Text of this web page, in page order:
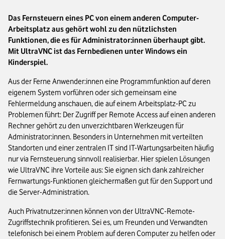
Das Fernsteuern eines PC von einem anderen Computer-
Arbeitsplatz aus gehört wohl zu den nützlichsten
Funktionen, die es für Administrator:innen überhaupt gibt.
Mit UltraVNC ist das Fernbedienen unter Windows ein
Kinderspiel.
Aus der Ferne Anwender:innen eine Programmfunktion auf deren
eigenem System vorführen oder sich gemeinsam eine
Fehlermeldung anschauen, die auf einem Arbeitsplatz-PC zu
Problemen führt: Der Zugriff per Remote Access auf einen anderen
Rechner gehört zu den unverzichtbaren Werkzeugen für
Administrator:innen. Besonders in Unternehmen mit verteilten
Standorten und einer zentralen IT sind IT-Wartungsarbeiten häufig
nur via Fernsteuerung sinnvoll realisierbar. Hier spielen Lösungen
wie UltraVNC ihre Vorteile aus: Sie eignen sich dank zahlreicher
Fernwartungs-Funktionen gleichermaßen gut für den Support und
die Server-Administration.
Auch Privatnutzer:innen können von der UltraVNC-Remote-
Zugriffstechnik profitieren. Sei es, um Freunden und Verwandten
telefonisch bei einem Problem auf deren Computer zu helfen oder